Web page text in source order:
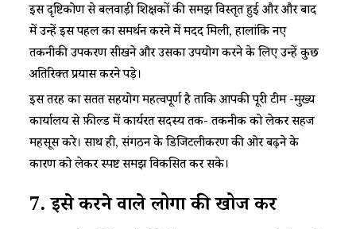
इस दृष्टिकोण से बलवाड़ी शिक्षकों की समझ विस्तृत हुई और और बाद
में उन्हें इस पहल का समर्थन करने में मदद मिली, हालांकि नए
तकनीकी उपकरण सीखने और उसका उपयोग करने के लिए उन्हें कुछ
अतिरिक्त प्रयास करने पड़े।
इस तरह का सतत सहयोग महत्वपूर्ण है ताकि आपकी पूरी टीम -मुख्य
कार्यालय से फ़ील्ड में कार्यरत सदस्य तक- तकनीक को लेकर सहज
महसूस करे। साथ ही, संगठन के डिजिटलीकरण की ओर बढ़ने के
कारण को लेकर स्पष्ट समझ विकसित कर सके।
7.इसे करने वाले लोगों की खोज करें